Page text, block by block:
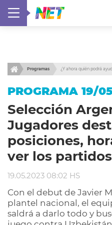
Programas ¿Y ahora quién podrá
PROGRAMA 19/
Selección
Jugadores
posiciones,
ver los partidos
19.05.2023 08:02 HS
Con el debut de Javier
plantel nacional, el
saldrá a darlo todo y